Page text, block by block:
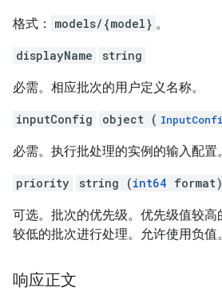
格式： models/{model} 。
displayName string
必需。相应批次的用户定义名称。
inputConfig object (
必需。执行批处理的实例的输入配置。
priority string (int64 format)
可选。批次的优先级。优先级值较
较低的批次进行处理。允许使用负值
响应正文